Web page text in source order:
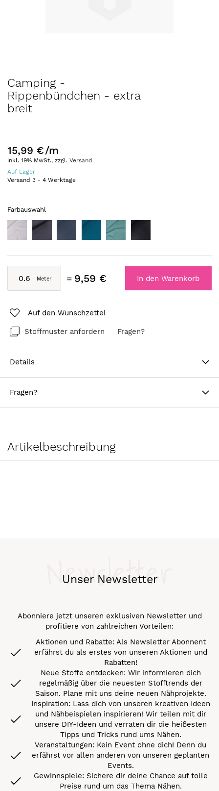
Anfang
der
Bildergalerie
Camping -
Rippenbündchen - extra
breit
15,99 €/m
inkl. 19% MwSt., zzgl. Versand
Auf Lager
Versand 3 - 4 Werktage
Farbauswahl
9,59 € In den Warenkorb
Auf den Wunschzettel
Stoffmuster anfordern Fragen?
Details
Fragen?
Artikelbeschreibung
Unser Newsletter
Newsletter
Abonniere jetzt unseren exklusiven Newsletter und
profitiere von zahlreichen Vorteilen:
Aktionen und Rabatte: Als Newsletter Abonnent
erfährst du als erstes von unseren Aktionen und
Rabatten!
Neue Stoffe entdecken: Wir informieren dich
regelmäßig über die neuesten Stofftrends der
Saison. Plane mit uns deine neuen Nähprojekte.
Inspiration: Lass dich von unseren kreativen Ideen
und Nähbeispielen inspirieren! Wir teilen mit dir
unsere DIY-Ideen und verraten dir die heißesten
Tipps und Tricks rund ums Nähen.
Veranstaltungen: Kein Event ohne dich! Denn du
erfährst vor allen anderen von unseren geplanten
Events.
Gewinnspiele: Sichere dir deine Chance auf tolle
Preise rund um das Thema Nähen.